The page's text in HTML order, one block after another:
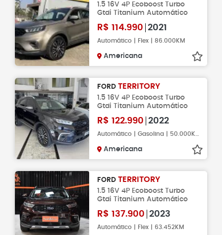
1.5 16V 4P Ecoboost Turbo
Gtdi Titanium Automático
R$ 114.990 2021
Automático | Flex | 86.000KM
Americana
FORD TERRITORY
1.5 16V 4P Ecoboost Turbo
Gtdi Titanium Automático
R$ 122.990 2022
Americana
FORD TERRITORY
1.5 16V 4P Ecoboost Turbo
Gtdi Titanium Automático
R$ 137.900 2023
Automático | Flex | 63.452KM